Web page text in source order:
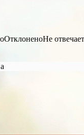
ОтклоненоНе отвечает